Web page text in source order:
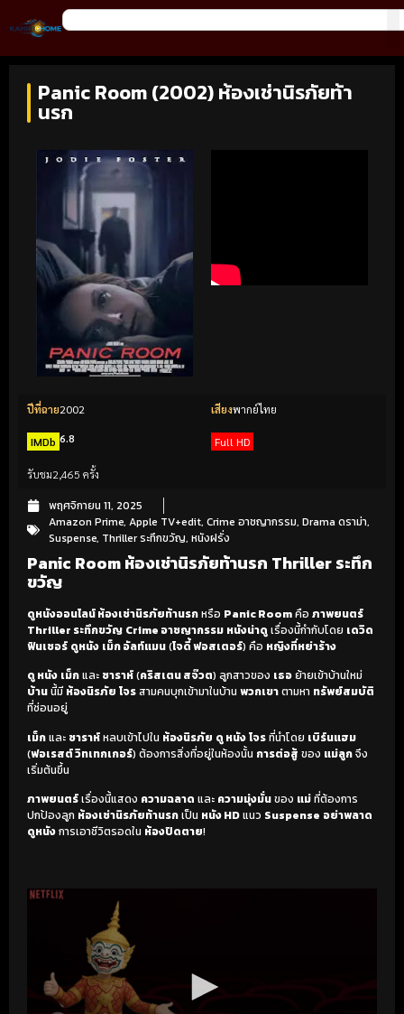
Panic Room (2002) ห้องเช่านิรภัยท้า
นรก
ปีที่ฉาย2002 เสียงพากย์ไทย
IMDb 6.8 Full HD
รับชม2,465 ครั้ง
พฤศจิกายน 11, 2025
Amazon Prime, Apple TV+edit, Crime อาชญากรรม, Drama ดราม่า,
Suspense, Thriller ระทึกขวัญ, หนังฝรั่ง
Panic Room ห้องเช่านิรภัยท้านรก Thriller ระทึก
ขวัญ
ดูหนังออนไลน์ ห้องเช่านิรภัยท้านรกหรือ Panic Roomคือ ภาพยนตร์
Thriller ระทึกขวัญ Crime อาชญากรรม หนังน่าดูเรื่องนี้กำกับโดย เดวิด
ฟินเชอร์ ดูหนัง เม็ก อัลท์แมน(โจดี้ ฟอสเตอร์) คือ หญิงที่หย่าร้าง
ดู หนัง เม็กและ ซาราห์(คริสเตน สจ๊วต) ลูกสาวของ เธอย้ายเข้าบ้านใหม่
บ้านนี้มี ห้องนิรภัย โจรสามคนบุกเข้ามาในบ้าน พวกเขาตามหา ทรัพย์สมบัติ
ที่ซ่อนอยู่
เม็กและ ซาราห์หลบเข้าไปใน ห้องนิรภัย ดู หนังโจรที่นำโดย เบิร์นแฮม
(ฟอเรสต์ วิทเทกเกอร์) ต้องการสิ่งที่อยู่ในห้องนั้น การต่อสู้ ของ แม่ลูกจึง
เริ่มต้นขึ้น
ภาพยนตร์เรื่องนี้แสดง ความฉลาด และ ความมุ่งมั่นของ แม่ที่ต้องการ
ปกป้องลูก ห้องเช่านิรภัยท้านรกเป็น หนัง HDแนว Suspense อย่าพลาด
ดูหนังการเอาชีวิตรอดใน ห้องปิดตาย!